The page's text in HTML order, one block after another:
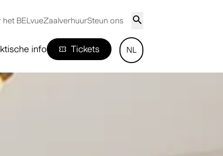
het BELvueZaalverhuurSteun ons
info Tickets NL